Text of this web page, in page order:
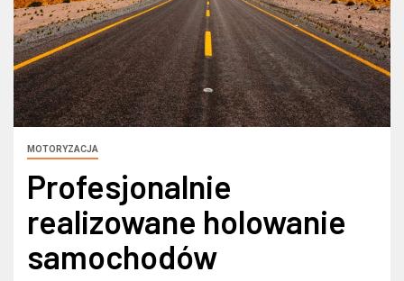
MOTORYZACJA
Profesjonalnie
realizowane holowanie
samochodów